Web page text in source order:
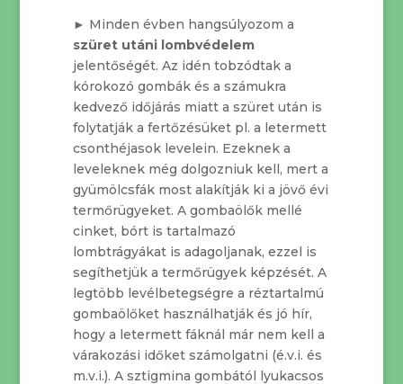
► Minden évben hangsúlyozom a
szüret utáni lombvédelem
jelentőségét. Az idén tobzódtak a
kórokozó gombák és a számukra
kedvező időjárás miatt a szüret után is
folytatják a fertőzésüket pl. a letermett
csonthéjasok levelein. Ezeknek a
leveleknek még dolgozniuk kell, mert a
gyümölcsfák most alakítják ki a jövő évi
termőrügyeket. A gombaölők mellé
cinket, bórt is tartalmazó
lombtrágyákat is adagoljanak, ezzel is
segíthetjük a termőrügyek képzését. A
legtöbb levélbetegségre a réztartalmú
gombaölőket használhatják és jó hír,
hogy a letermett fáknál már nem kell a
várakozási időket számolgatni (é.v.i. és
m.v.i.). A sztigmina gombától lyukacsos